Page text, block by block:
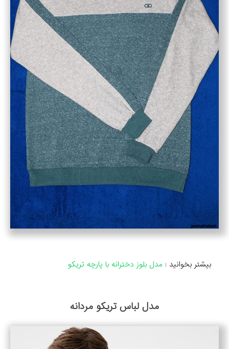
بیشتر بخوانید : مدل بلوز دخترانه با پارچه تریکو
مدل لباس تریکو مردانه